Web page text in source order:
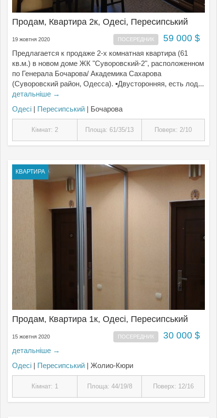
Продам, Квартира 2к, Одесі, Пересипський
19 жовтня 2020 ПОСЕРЕДНИК 59 000 $
Предлагается к продаже 2-х комнатная квартира (61
кв.м.) в новом доме ЖК "Суворовский-2", расположенном
по Генерала Бочарова/ Академика Сахарова
(Суворовский район, Одесса). ▪Двусторонняя, есть лод...
детальніше →
Одесі | Пересипський | Бочарова
Кімнат: 2 Площа: 61/35/13 Поверх: 2/10
КВАРТИРА
Продам, Квартира 1к, Одесі, Пересипський
15 жовтня 2020 ПОСЕРЕДНИК 30 000 $
детальніше →
Одесі | Пересипський | Жолио-Кюри
Кімнат: 1 Площа: 44/19/8 Поверх: 12/16